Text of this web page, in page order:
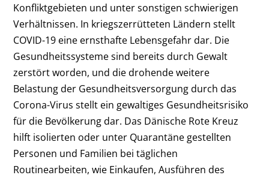
Konfliktgebieten und unter sonstigen schwierigen
Verhältnissen. In kriegszerrütteten Ländern stellt
COVID-19 eine ernsthafte Lebensgefahr dar. Die
Gesundheitssysteme sind bereits durch Gewalt
zerstört worden, und die drohende weitere
Belastung der Gesundheitsversorgung durch das
Corona-Virus stellt ein gewaltiges Gesundheitsrisiko
für die Bevölkerung dar. Das Dänische Rote Kreuz
hilft isolierten oder unter Quarantäne gestellten
Personen und Familien bei täglichen
Routinearbeiten, wie Einkaufen, Ausführen des